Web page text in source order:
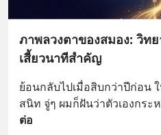
ภาพลวงตาของสมอง: วิท
เสี้ยวนาทีสำคัญ
ย้อนกลับไปเมื่อสิบกว่าปีก่อน
สนิท จู่ๆ ผมก็ฝันว่าตัวเองกระ
ต่อ